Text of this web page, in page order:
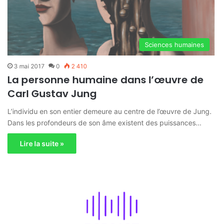
Sciences humaines
3 mai 2017 0 2 410
La personne humaine dans l’œuvre de
Carl Gustav Jung
L’individu en son entier demeure au centre de l’œuvre de Jung.
Dans les profondeurs de son âme existent des puissances…
Lire la suite »